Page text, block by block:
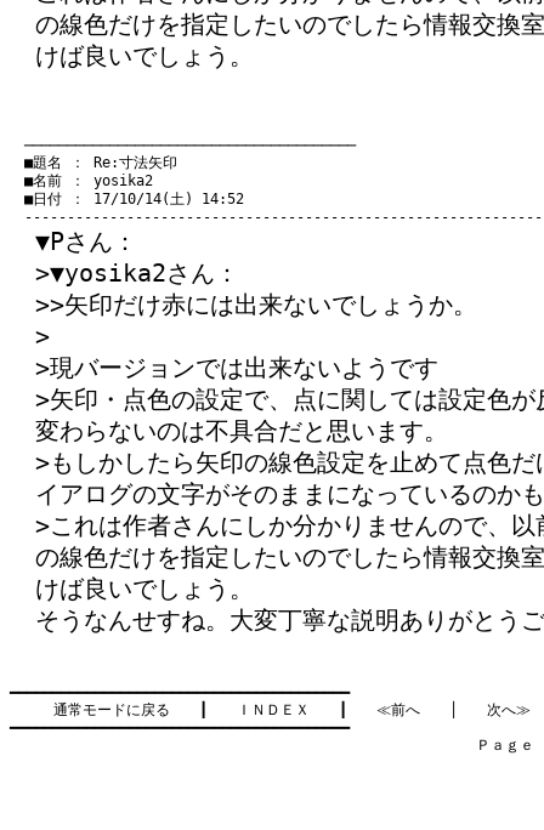
の線色だけを指定したいのでしたら情報交換
けば良いでしょう。
───────────────────────────────────────
■題名 ： Re:寸法矢印
■名前 ： yosika2
■日付 ： 17/10/14(土) 14:52
▼Pさん：
>▼yosika2さん：
>>矢印だけ赤には出来ないでしょうか。
>
>現バージョンでは出来ないようです
>矢印・点色の設定で、点に関しては設定色
変わらないのは不具合だと思います。
>もしかしたら矢印の線色設定を止めて点色
イアログの文字がそのままになっているのか
>これは作者さんにしか分かりませんので、
の線色だけを指定したいのでしたら情報交換
けば良いでしょう。
そうなんせすね。大変丁寧な説明ありがとう
━━━━━━━━━━━━━━━━━━━━━━━━━━━━━━━━━━━━━━━━
通常モードに戻る
ＩＮＤＥＸ ≪前へ
次へ≫
━━━━━━━━━━━━━━━━━━━━━━━━━━━━━━━━━━━━━━━━
Ｐａｇｅ